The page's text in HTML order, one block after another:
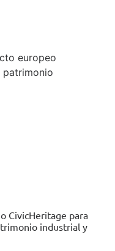
CivicHeritage para
industrial y